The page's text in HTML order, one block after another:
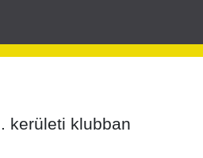
kerületi klubban